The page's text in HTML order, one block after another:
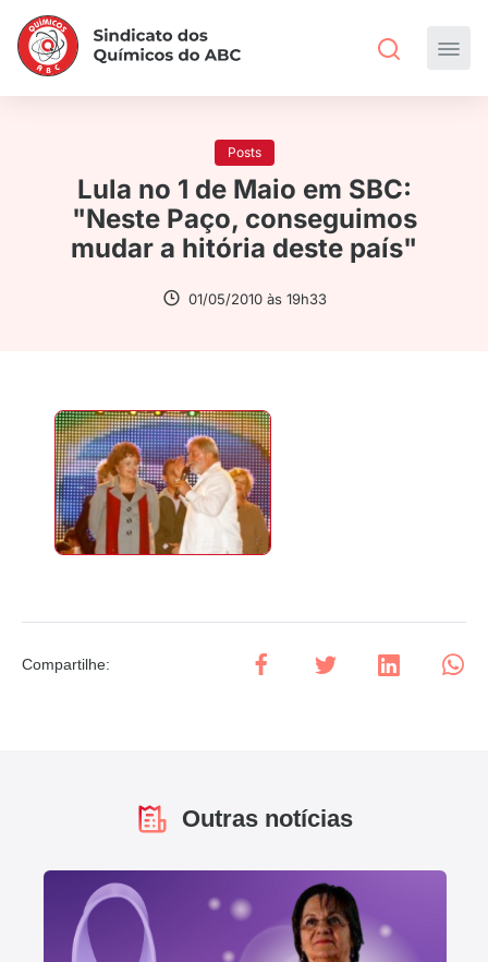
Posts
Lula no 1 de Maio em SBC:
"Neste Paço, conseguimos
mudar a hitória deste país"
01/05/2010 às 19h33
Compartilhe:
Outras notícias